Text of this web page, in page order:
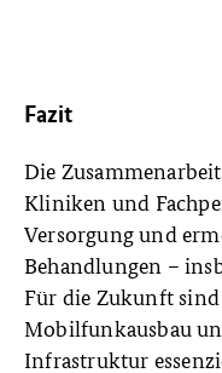
Fazit
Die
Kliniken und
Versorgung und
Behandlungen –
Für die Zukunft
Mobilfunkausbau
Infrastruktur